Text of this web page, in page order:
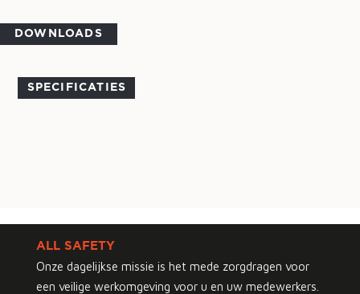
DOWNLOADS
SPECIFICATIES
ALL SAFETY
Onze dagelijkse missie is het mede zorgdragen voor
een veilige werkomgeving voor u en uw medewerkers.